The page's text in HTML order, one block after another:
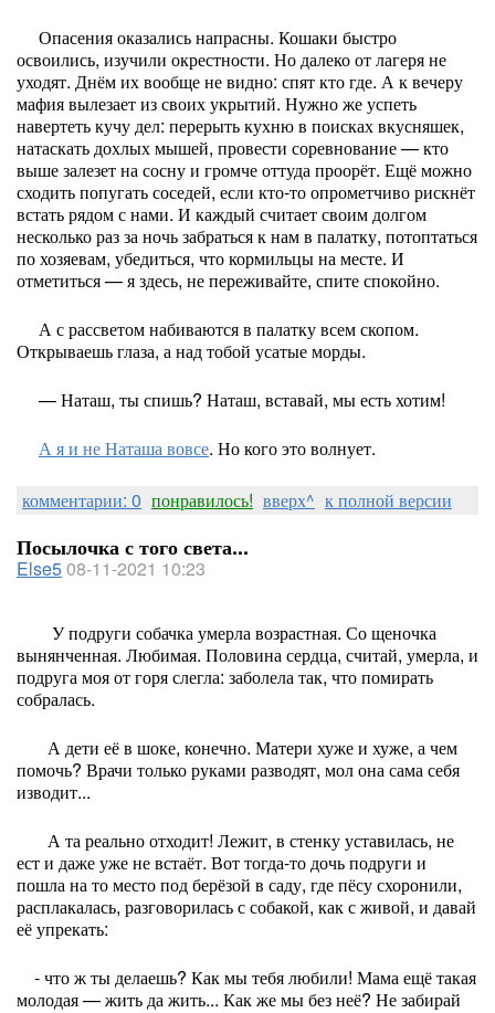
Опасения оказались напрасны. Кошаки быстро
освоились, изучили окрестности. Но далеко от лагеря не
уходят. Днём их вообще не видно: спят кто где. А к вечеру
мафия вылезает из своих укрытий. Нужно же успеть
навертеть кучу дел: перерыть кухню в поисках вкусняшек,
натаскать дохлых мышей, провести соревнование — кто
выше залезет на сосну и громче оттуда проорёт. Ещё можно
сходить попугать соседей, если кто-то опрометчиво рискнёт
встать рядом с нами. И каждый считает своим долгом
несколько раз за ночь забраться к нам в палатку, потоптаться
по хозяевам, убедиться, что кормильцы на месте. И
отметиться — я здесь, не переживайте, спите спокойно.
А с рассветом набиваются в палатку всем скопом.
Открываешь глаза, а над тобой усатые морды.
— Наташ, ты спишь? Наташ, вставай, мы есть хотим!
А я и не Наташа вовсе. Но кого это волнует.
комментарии: 0 понравилось! вверх^ к полной версии
Посылочка с того света...
Else508-11-2021 10:23
У подруги собачка умерла возрастная. Со щеночка
вынянченная. Любимая. Половина сердца, считай, умерла, и
подруга моя от горя слегла: заболела так, что помирать
собралась.
А дети её в шоке, конечно. Матери хуже и хуже, а чем
помочь? Врачи только руками разводят, мол она сама себя
изводит...
А та реально отходит! Лежит, в стенку уставилась, не
ест и даже уже не встаёт. Вот тогда-то дочь подруги и
пошла на то место под берёзой в саду, где пёсу схоронили,
расплакалась, разговорилась с собакой, как с живой, и давай
её упрекать:
- что ж ты делаешь? Как мы тебя любили! Мама ещё такая
молодая — жить да жить... Как же мы без неё? Не забирай